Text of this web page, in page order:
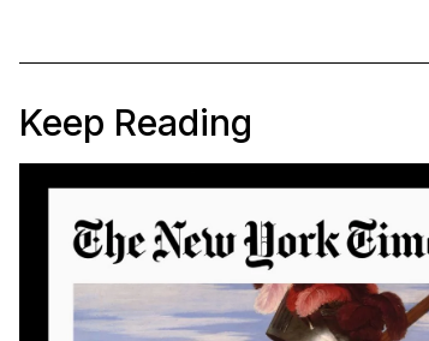
Keep Reading